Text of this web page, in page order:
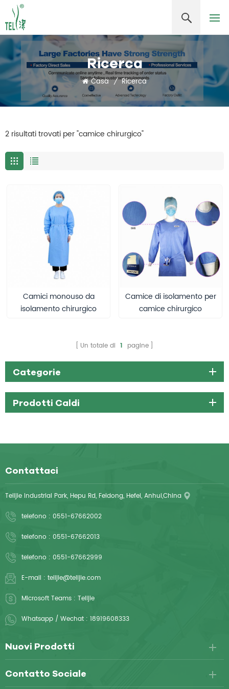
Ricerca
Casa / Ricerca
2 risultati trovati per "camice chirurgico"
Camici monouso da
isolamento chirurgico
biodegradabile per uso
Camice di isolamento per
camice chirurgico
Un totale di 1 pagine
Categorie
Prodotti Caldi
Contattaci
Telijie Industrial Park, Hepu Rd, Feidong, Hefei, Anhui,China
telefono : 0551-67662002
telefono : 0551-67662013
telefono : 0551-67662999
E-mail : telijie@telijie.com
Microsoft Teams : Telijie
Whatsapp / Wechat : 18919608333
Nuovi Prodotti
Contatto Sociale